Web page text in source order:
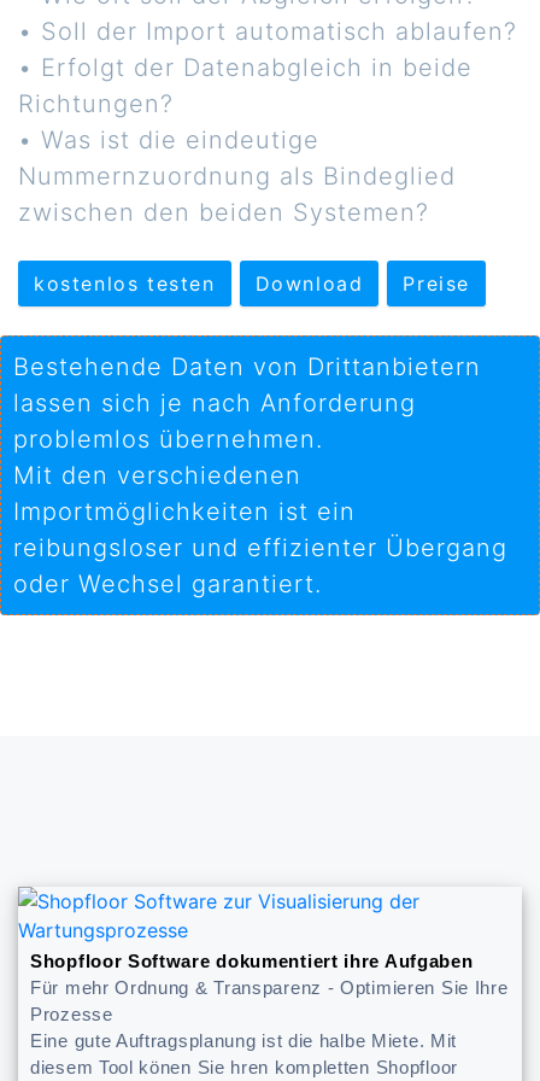
• Soll der Import automatisch ablaufen?
• Erfolgt der Datenabgleich in beide
Richtungen?
• Was ist die eindeutige
Nummernzuordnung als Bindeglied
zwischen den beiden Systemen?
kostenlos testen Download Preise
Bestehende Daten von Drittanbietern
lassen sich je nach Anforderung
problemlos übernehmen.
Mit den verschiedenen
Importmöglichkeiten ist ein
reibungsloser und effizienter Übergang
oder Wechsel garantiert.
Shopfloor Software dokumentiert ihre Aufgaben
Für mehr Ordnung & Transparenz - Optimieren Sie Ihre
Prozesse
Eine gute Auftragsplanung ist die halbe Miete. Mit
diesem Tool könen Sie hren kompletten Shopfloor